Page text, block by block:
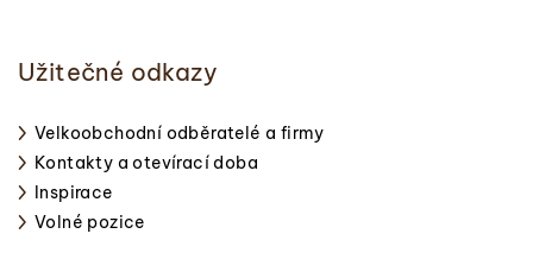
Užitečné odkazy
Velkoobchodní odběratelé a firmy
Kontakty a otevírací doba
Inspirace
Volné pozice